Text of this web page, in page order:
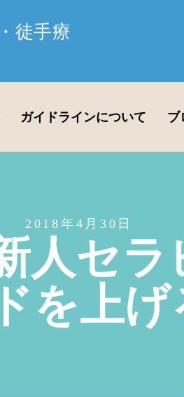
徒手療
ガイドラインについて ブ
2018年4月30日
人セ
を上げ